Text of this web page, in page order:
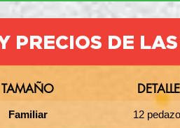
PRECIOS DE
TAMAÑO DETALLE
Familiar 12